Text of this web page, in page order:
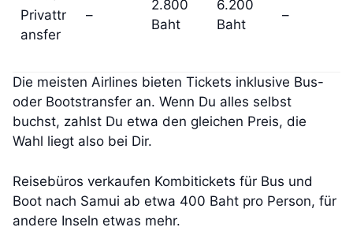
Privattr
ansfer
–
2.800
Baht
6.200
Baht
–
Die meisten Airlines bieten Tickets inklusive Bus-
oder Bootstransfer an. Wenn Du alles selbst
buchst, zahlst Du etwa den gleichen Preis, die
Wahl liegt also bei Dir.
Reisebüros verkaufen Kombitickets für Bus und
Boot nach Samui ab etwa 400 Baht pro Person, für
andere Inseln etwas mehr.